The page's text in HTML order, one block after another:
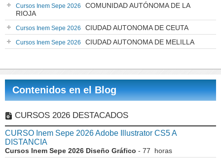
Cursos Inem Sepe 2026
COMUNIDAD AUTÓNOMA DE LA
RIOJA
Cursos Inem Sepe 2026 CIUDAD AUTONOMA DE CEUTA
Cursos Inem Sepe 2026 CIUDAD AUTONOMA DE MELILLA
Contenidos en el Blog
CURSOS 2026 DESTACADOS
CURSO Inem Sepe 2026 Adobe Illustrator CS5 A
DISTANCIA
Cursos Inem Sepe 2026 Diseño Gráfico - 77 horas